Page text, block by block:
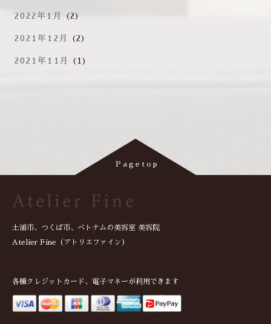
2022年1月 (2)
2021年12月 (2)
2021年11月 (1)
土浦市、つくば市、ベトナムの美容室 美容院
Atelier Fine（アトリエファイン）
各種クレジットカード、電子マネーが利用できます